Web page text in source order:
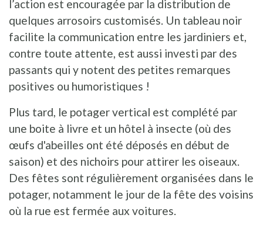
l’action est encouragée par la distribution de
quelques arrosoirs customisés. Un tableau noir
facilite la communication entre les jardiniers et,
contre toute attente, est aussi investi par des
passants qui y notent des petites remarques
positives ou humoristiques !
Plus tard, le potager vertical est complété par
une boite à livre et un hôtel à insecte (où des
œufs d'abeilles ont été déposés en début de
saison) et des nichoirs pour attirer les oiseaux.
Des fêtes sont régulièrement organisées dans le
potager, notamment le jour de la fête des voisins
où la rue est fermée aux voitures.